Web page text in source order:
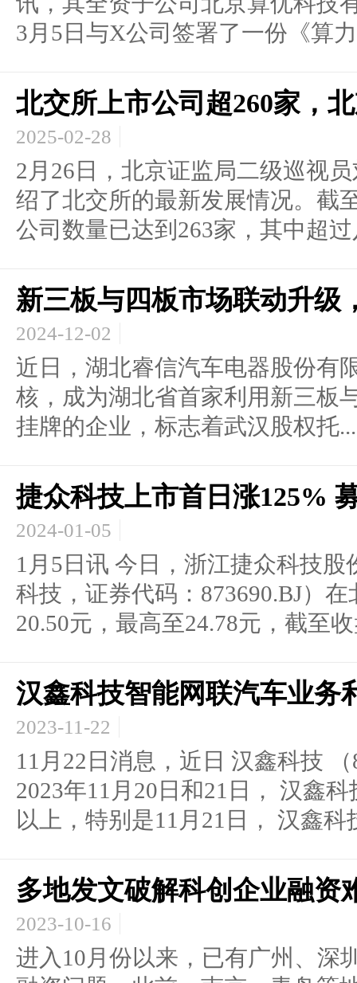
3月5日与X公司签署了一份《算
北交所上市公司超260家，
2025-02-28
2月26日，北京证监局二级巡视
绍了北交所的最新发展情况。截
公司数量已达到263家，其中超过
新三板与四板市场联动升级
2024-12-02
近日，湖北睿信汽车电器股份有
核，成为湖北省首家利用新三板
挂牌的企业，标志着武汉股权托...
捷众科技上市首日涨125%
2024-01-05
1月5日讯 今日，浙江捷众科技
科技，证券代码：873690.BJ）
20.50元，最高至24.78元，截至
汉鑫科技智能网联汽车业务
2023-11-22
11月22日消息，近日 汉鑫科技
2023年11月20日和21日， 汉鑫
以上，特别是11月21日， 汉鑫科
多地发文破解科创企业融资
2023-10-16
进入10月份以来，已有广州、深